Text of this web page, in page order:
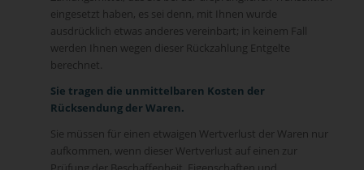
eingesetzt haben, es sei denn, mit Ihnen wurde
ausdrücklich etwas anderes vereinbart; in keinem Fall
werden Ihnen wegen dieser Rückzahlung Entgelte
berechnet.
Sie tragen die unmittelbaren Kosten der
Rücksendung der Waren.
Sie müssen für einen etwaigen Wertverlust der Waren nur
aufkommen, wenn dieser Wertverlust auf einen zur